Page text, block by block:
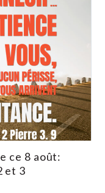
ce 8 août:
et 3